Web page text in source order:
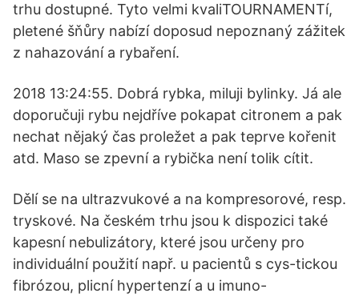
trhu dostupné. Tyto velmi kvaliTOURNAMENTí,
pletené šňůry nabízí doposud nepoznaný zážitek
z nahazování a rybaření.
2018 13:24:55. Dobrá rybka, miluji bylinky. Já ale
doporučuji rybu nejdříve pokapat citronem a pak
nechat nějaký čas proležet a pak teprve kořenit
atd. Maso se zpevní a rybička není tolik cítit.
Dělí se na ultrazvukové a na kompresorové, resp.
tryskové. Na českém trhu jsou k dispozici také
kapesní nebulizátory, které jsou určeny pro
individuální použití např. u pacientů s cys-tickou
fibrózou, plicní hypertenzí a u imuno-